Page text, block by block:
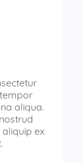
aliqua.
ex